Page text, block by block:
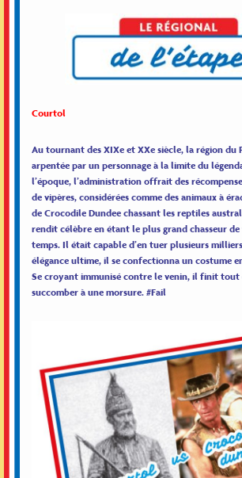
Courtol
Au tournant des XIXe et XXe siècle, la région du
arpentée par un personnage à la limite du
l’époque, l’administration offrait des
de vipères, considérées comme des animaux à
de Crocodile Dundee chassant les reptiles
rendit célèbre en étant le plus grand chasseur de
temps. Il était capable d’en tuer plusieurs
élégance ultime, il se confectionna un costume
Se croyant immunisé contre le venin, il finit tout
succomber à une morsure. #Fail